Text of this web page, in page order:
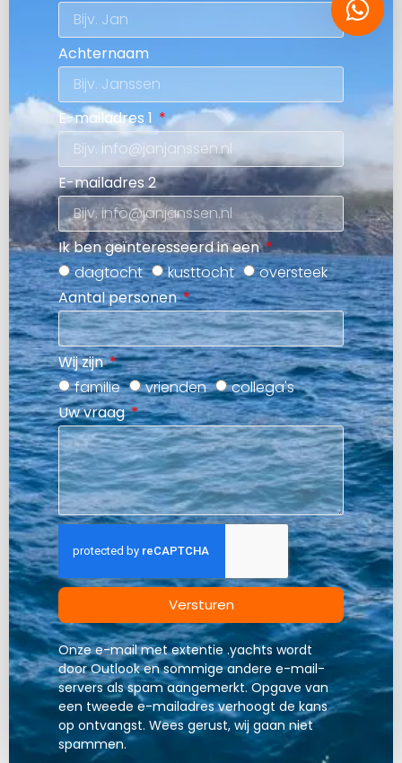
Achternaam
E-mailadres 1
E-mailadres 2
Ik ben geïnteresseerd in een
dagtocht
kusttocht
oversteek
Aantal personen
Wij zijn
familie
vrienden
collega's
Uw vraag
Versturen
Onze e-mail met extentie .yachts wordt
door Outlook en sommige andere e-mail-
servers als spam aangemerkt. Opgave van
een tweede e-mailadres verhoogt de kans
op ontvangst. Wees gerust, wij gaan niet
spammen.